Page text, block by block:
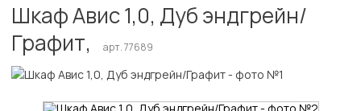
Шкаф Авис 1,0, Дуб эндгрейн/
Графит,
арт. 77689